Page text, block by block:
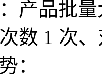
产品批
数 1 次
：